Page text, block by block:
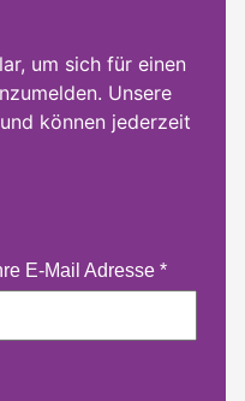
um sich für einen
Unsere
können jederzeit
E-Mail Adresse *